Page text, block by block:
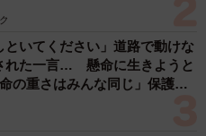
といてください」道路で動けな
れた一言… 懸命に生きようと
の重さはみんな同じ」保護団